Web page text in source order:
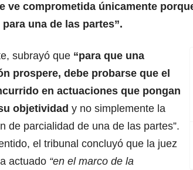
ve comprometida únicamente
una de las partes”.
subrayó que “para que una
prospere, debe probarse que el
en actuaciones que pongan
objetividad y no simplemente la
de parcialidad de una de las partes”.
el tribunal concluyó que la juez
actuado “en el marco de la